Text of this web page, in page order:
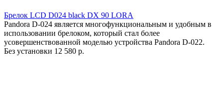
Брелок LCD D024 black DX 90 LORA
Pandora D-024 является многофункциональным и удобным в
использовании брелоком, который стал более
усовершенствованной моделью устройства Pandora D-022.
Без установки 12 580 р.